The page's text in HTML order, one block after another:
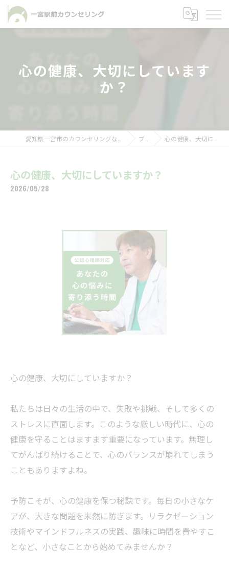
心の健康、大切にしています
か？
ブログ 心の健康、大切にしていますか？
心の健康、大切にしていますか？
2026/05/28
心の健康、大切にしていますか？
私たちは日々の生活の中で、失敗や挑戦、そして多くの
ストレスに直面します。このような厳しい時代に、心の
健康を守ることはますます重要になっています。無理し
てがんばり続けることで、心のバランスが崩れてしまう
こともありますよね。
予防こそが、心の健康を保つ秘訣です。毎日の小さなケ
アが、大きな問題を未然に防ぎます。リラクゼーション
技術やマインドフルネスの実践、趣味に時間を費やすこ
となど、小さなことから始めてみませんか？